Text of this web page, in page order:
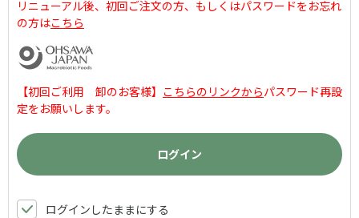
リニューアル後、初回ご注文の方、もしくはパスワードをお忘れ
の方はこちら
【初回ご利用 卸のお客様】 こちらのリンクからパスワード再設
定をお願いします。
ログインしたままにする